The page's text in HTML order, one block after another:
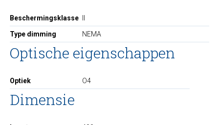
Beschermingsklasse
Type dimming NEMA
Optische eigenschappen
Optiek O4
Dimensie